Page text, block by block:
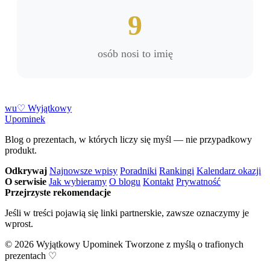
9
osób nosi to imię
wu♡ Wyjątkowy
Upominek
Blog o prezentach, w których liczy się myśl — nie przypadkowy
produkt.
Odkrywaj Najnowsze wpisy Poradniki Rankingi Kalendarz okazji
O serwisie Jak wybieramy O blogu Kontakt Prywatność
Przejrzyste rekomendacje
Jeśli w treści pojawią się linki partnerskie, zawsze oznaczymy je
wprost.
© 2026 Wyjątkowy Upominek Tworzone z myślą o trafionych
prezentach ♡